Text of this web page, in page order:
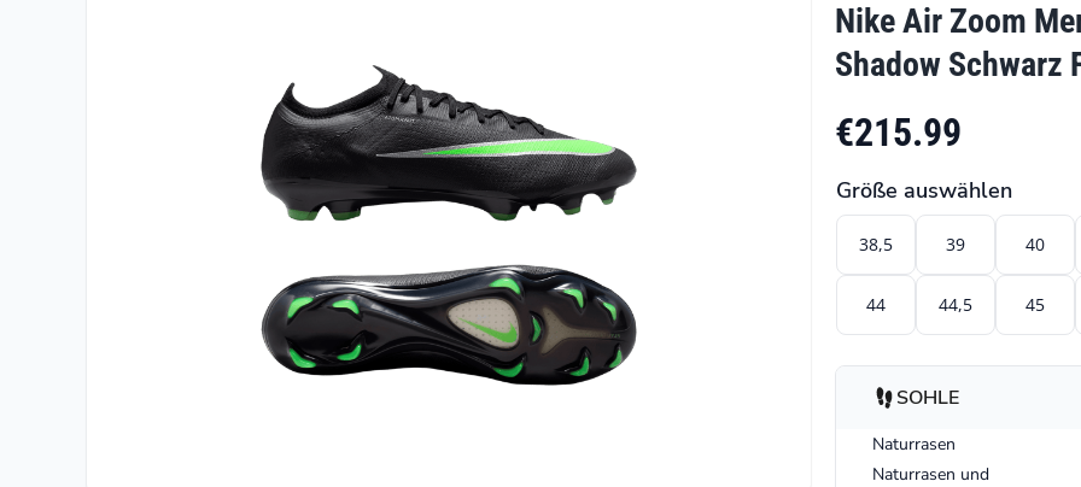
Nike Air Zoom
Shadow Schwarz
€215.99
Größe auswählen
38,5 39 40
44 44,5 45
SOHLE
Naturrasen
Naturrasen und